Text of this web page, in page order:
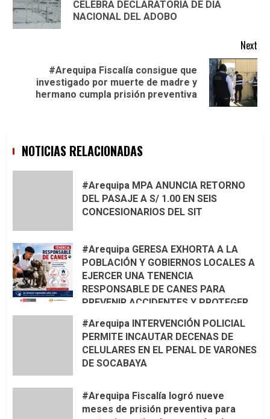
CELEBRA DECLARATORIA DE DIA
NACIONAL DEL ADOBO
Next
#Arequipa Fiscalía consigue que
investigado por muerte de madre y
hermano cumpla prisión preventiva
NOTICIAS RELACIONADAS
#Arequipa MPA ANUNCIA RETORNO
DEL PASAJE A S/ 1.00 EN SEIS
CONCESIONARIOS DEL SIT
#Arequipa GERESA EXHORTA A LA
POBLACIÓN Y GOBIERNOS LOCALES A
EJERCER UNA TENENCIA
RESPONSABLE DE CANES PARA
PREVENIR ACCIDENTES Y PROTEGER
#Arequipa INTERVENCIÓN POLICIAL
PERMITE INCAUTAR DECENAS DE
CELULARES EN EL PENAL DE VARONES
DE SOCABAYA
#Arequipa Fiscalía logró nueve
meses de prisión preventiva para